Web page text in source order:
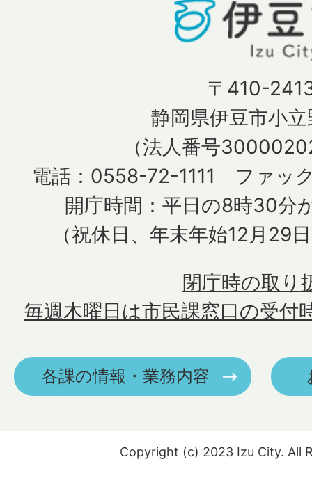
〒410-
静岡県伊豆市小
（法人番号
電話：0558-72-1111 ファッ
開庁時間：平日の8時30分
（祝休日、年末年始12月29
毎週木曜日は市民課窓口の受付
閉庁時の取り
各課の情報・業務内容
Copyright (c) 2023 Izu City. All